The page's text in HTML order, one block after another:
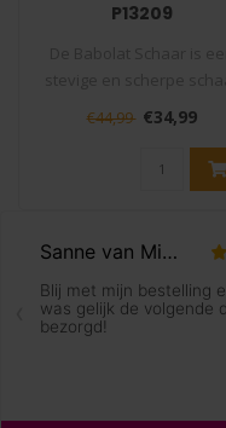
P13209
die niet mag ontbreken in
€44,99 €34,99